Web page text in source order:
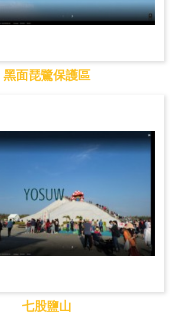
黑面琵鷺保護區
七股鹽山